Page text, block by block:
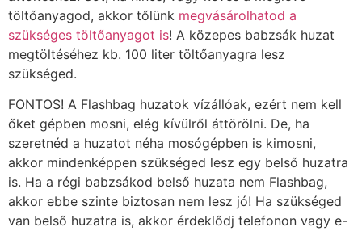
töltőanyagod, akkor tőlünk megvásárolhatod a
szükséges töltőanyagot is! A közepes babzsák huzat
megtöltéséhez kb. 100 liter töltőanyagra lesz
szükséged.
FONTOS! A Flashbag huzatok vízállóak, ezért nem kell
őket gépben mosni, elég kívülről áttörölni. De, ha
szeretnéd a huzatot néha mosógépben is kimosni,
akkor mindenképpen szükséged lesz egy belső huzatra
is. Ha a régi babzsákod belső huzata nem Flashbag,
akkor ebbe szinte biztosan nem lesz jó! Ha szükséged
van belső huzatra is, akkor érdeklődj telefonon vagy e-